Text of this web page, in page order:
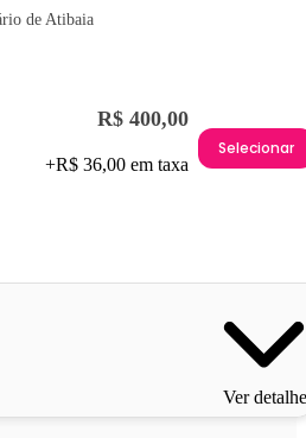
de Atibaia
R$ 400,00
+R$ 36,00 em taxa
Selecionar
Ver